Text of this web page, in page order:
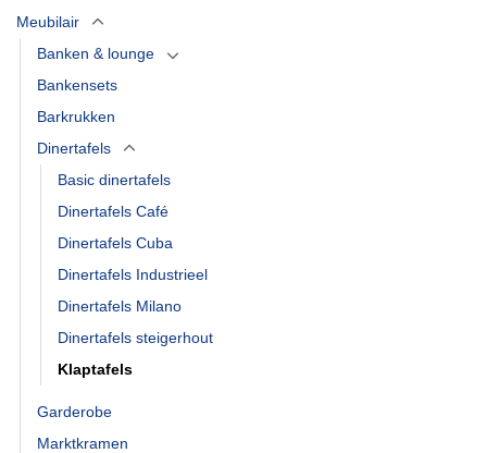
Meubilair
Banken & lounge
Bankensets
Barkrukken
Dinertafels
Basic dinertafels
Dinertafels Café
Dinertafels Cuba
Dinertafels Industrieel
Dinertafels Milano
Dinertafels steigerhout
Klaptafels
Garderobe
Marktkramen